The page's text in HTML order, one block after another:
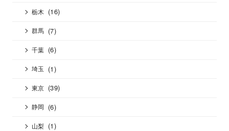
栃木 (16)
群馬 (7)
千葉 (6)
埼玉 (1)
東京 (39)
静岡 (6)
山梨 (1)